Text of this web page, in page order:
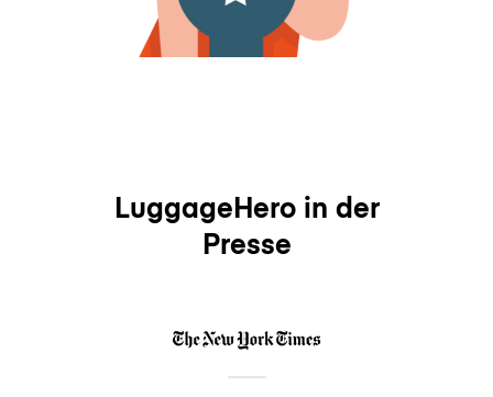
LuggageHero in der
Presse